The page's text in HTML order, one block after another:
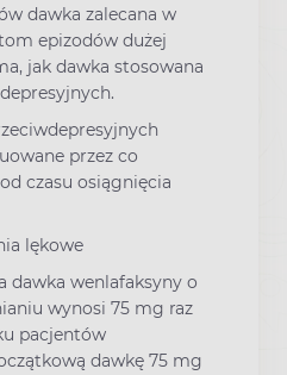
dawka zalecana w
epizodów dużej
jak dawka stosowana
przez co
czasu osiągnięcia
lękowe
dawka wenlafaksyny o
wynosi 75 mg raz
pacjentów
dawkę 75 mg